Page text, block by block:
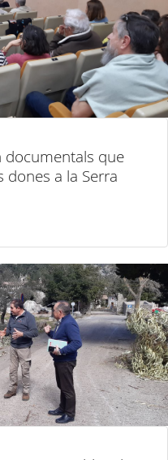
documentals que
dones a la Serra